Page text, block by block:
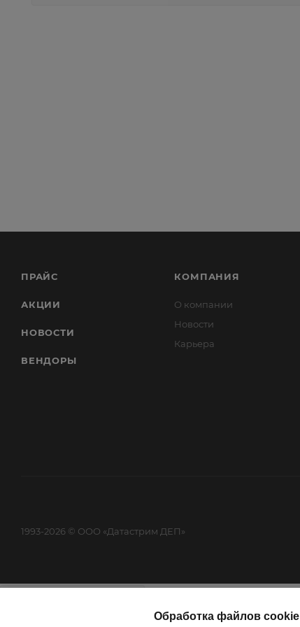
ПРАЙС
АКЦИИ
НОВОСТИ
ВЕНДОРЫ
КОМПАНИЯ
О компании
Новости
Карьера
1993-2026 © ООО «Датастрим ДЕП»